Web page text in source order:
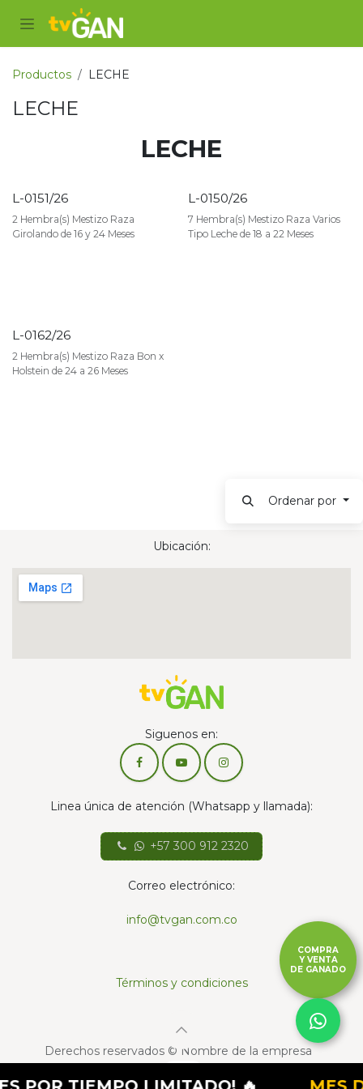
Productos LECHE
LECHE
LECHE
VENDIDO
L-0151/26
2 Hembra(s) Mestizo Raza
Girolando de 16 y 24 Meses
VENDIDO
L-0150/26
7 Hembra(s) Mestizo Raza Varios
Tipo Leche de 18 a 22 Meses
VENDIDO
L-0162/26
2 Hembra(s) Mestizo Raza Bon x
Holstein de 24 a 26 Meses
Ordenar por
Ubicación:
Siguenos en:
Linea única de atención (Whatsapp y llamada):
+57 300 912 2320
Correo electrónico:
info@tvgan.com.co
Términos y condiciones
Derechos reservados © Nombre de la empresa
electrónico de código abierto
COMPRA
Y VENTA
DE GANADO